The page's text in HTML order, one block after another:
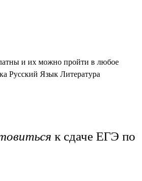
и их можно пройти в любое
Русский Язык Литература
к сдаче ЕГЭ по